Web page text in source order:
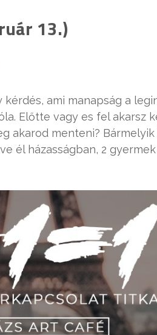
13.)
kérdés, ami manapság a
Előtte vagy es fel akarsz
akarod menteni? Bármelyik
él házasságban, 2